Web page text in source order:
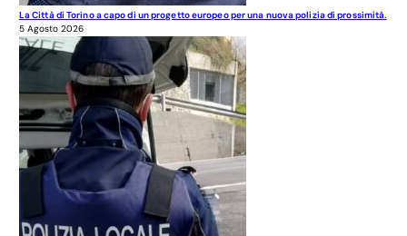
La Città di Torino a capo di un progetto europeo per una nuova polizia di prossimità.
5 Agosto 2026